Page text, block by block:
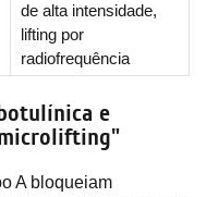
de alta intensidade,
lifting por
radiofrequência
e
A bloqueiam